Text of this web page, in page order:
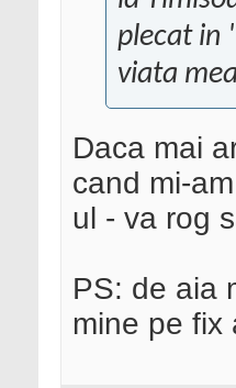
plecat in
viata
Daca mai
cand mi-
ul - va rog
PS: de aia
mine pe fix